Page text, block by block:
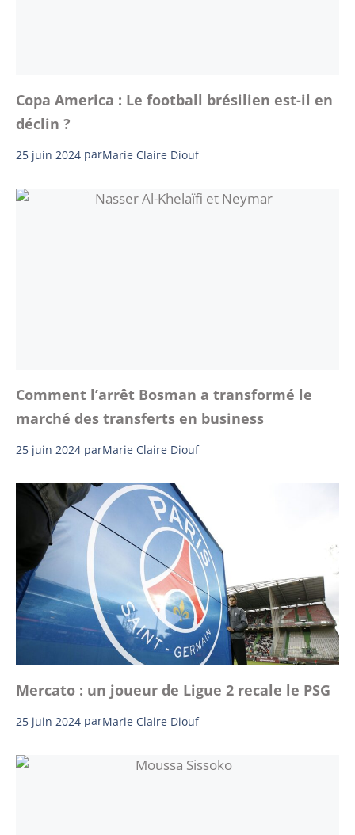
Copa America : Le football brésilien est-il en
déclin ?
25 juin 2024 parMarie Claire Diouf
Comment l’arrêt Bosman a transformé le
marché des transferts en business
25 juin 2024 parMarie Claire Diouf
Mercato : un joueur de Ligue 2 recale le PSG
25 juin 2024 parMarie Claire Diouf